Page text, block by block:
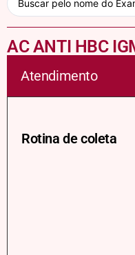
AC ANTI HBC
Atendimento
Rotina de coleta